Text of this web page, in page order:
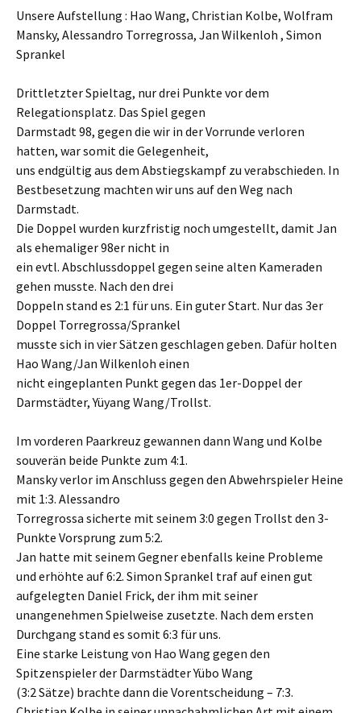
Unsere Aufstellung : Hao Wang, Christian Kolbe, Wolfram
Mansky, Alessandro Torregrossa, Jan Wilkenloh , Simon
Sprankel
Drittletzter Spieltag, nur drei Punkte vor dem
Relegationsplatz. Das Spiel gegen
Darmstadt 98, gegen die wir in der Vorrunde verloren
hatten, war somit die Gelegenheit,
uns endgültig aus dem Abstiegskampf zu verabschieden. In
Bestbesetzung machten wir uns auf den Weg nach
Darmstadt.
Die Doppel wurden kurzfristig noch umgestellt, damit Jan
als ehemaliger 98er nicht in
ein evtl. Abschlussdoppel gegen seine alten Kameraden
gehen musste. Nach den drei
Doppeln stand es 2:1 für uns. Ein guter Start. Nur das 3er
Doppel Torregrossa/Sprankel
musste sich in vier Sätzen geschlagen geben. Dafür holten
Hao Wang/Jan Wilkenloh einen
nicht eingeplanten Punkt gegen das 1er-Doppel der
Darmstädter, Yüyang Wang/Trollst.
Im vorderen Paarkreuz gewannen dann Wang und Kolbe
souverän beide Punkte zum 4:1.
Mansky verlor im Anschluss gegen den Abwehrspieler Heine
mit 1:3. Alessandro
Torregrossa sicherte mit seinem 3:0 gegen Trollst den 3-
Punkte Vorsprung zum 5:2.
Jan hatte mit seinem Gegner ebenfalls keine Probleme
und erhöhte auf 6:2. Simon Sprankel traf auf einen gut
aufgelegten Daniel Frick, der ihm mit seiner
unangenehmen Spielweise zusetzte. Nach dem ersten
Durchgang stand es somit 6:3 für uns.
Eine starke Leistung von Hao Wang gegen den
Spitzenspieler der Darmstädter Yübo Wang
(3:2 Sätze) brachte dann die Vorentscheidung – 7:3.